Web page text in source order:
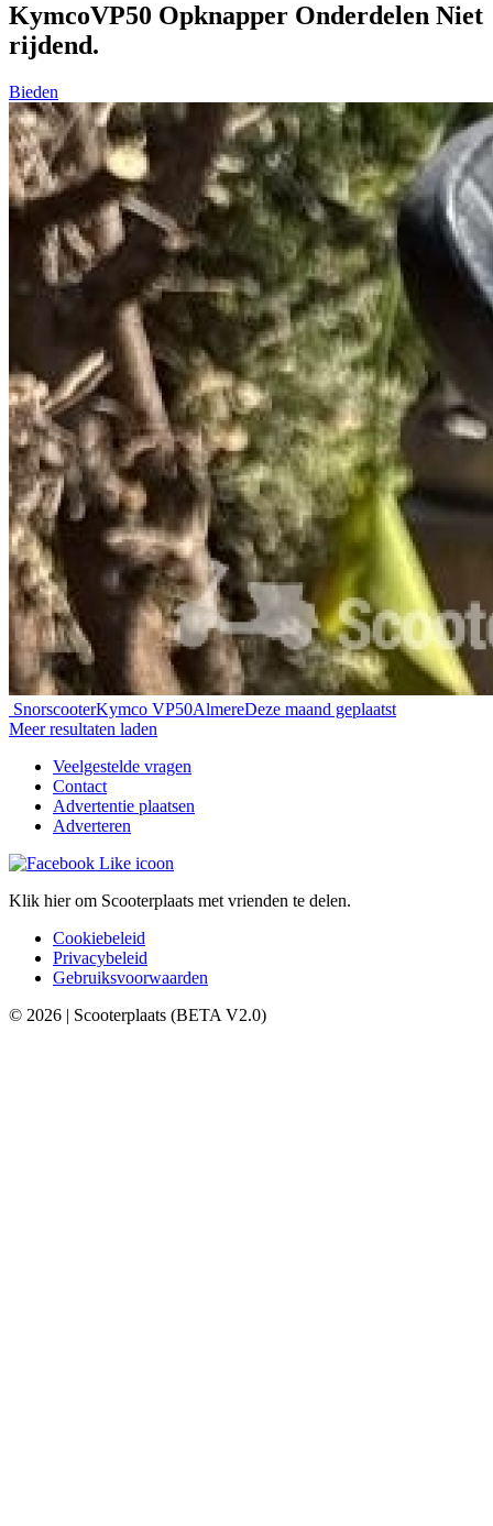
KymcoVP50 Opknapper Onderdelen Niet
rijdend.
Bieden
SnorscooterKymco VP50AlmereDeze maand geplaatst
Meer resultaten laden
Veelgestelde vragen
Contact
Advertentie plaatsen
Adverteren
Klik hier om Scooterplaats met vrienden te delen.
Cookiebeleid
Privacybeleid
Gebruiksvoorwaarden
© 2026 | Scooterplaats (BETA V2.0)